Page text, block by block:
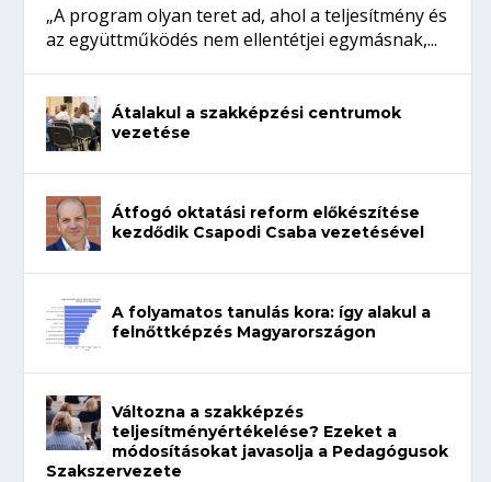
„A program olyan teret ad, ahol a teljesítmény és
az együttműködés nem ellentétjei egymásnak,...
Átalakul a szakképzési centrumok
vezetése
Átfogó oktatási reform előkészítése
kezdődik Csapodi Csaba vezetésével
A folyamatos tanulás kora: így alakul a
felnőttképzés Magyarországon
Változna a szakképzés
teljesítményértékelése? Ezeket a
módosításokat javasolja a Pedagógusok
Szakszervezete